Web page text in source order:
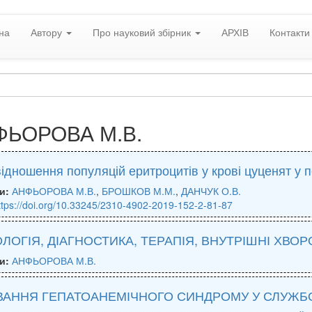
Автору Про науковий збірник АРХІВ Контакти
М.В.
популяцій еритроцитів у крові цуценят у
АНФЬОРОВА М.В., БРОШКОВ М.М., ДАНЧУК О.В.
doi.org/10.33245/2310-4902-2019-152-2-81-87
ДІАГНОСТИКА, ТЕРАПІЯ, ВНУТРІШНІ
АНФЬОРОВА М.В.
ГЕПАТОАНЕМІЧНОГО СИНДРОМУ У